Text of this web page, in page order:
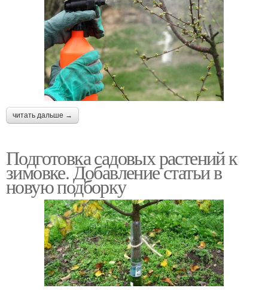
читать дальше →
Подготовка садовых растений к
зимовке. Добавление статьи в
новую подборку